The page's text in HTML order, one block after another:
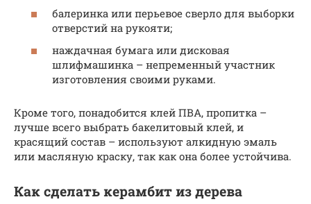
балеринка или перьевое сверло для выборки
отверстий на рукояти;
наждачная бумага или дисковая
шлифмашинка – непременный участник
изготовления своими руками.
Кроме того, понадобится клей ПВА, пропитка –
лучше всего выбрать бакелитовый клей, и
красящий состав – используют алкидную эмаль
или масляную краску, так как она более устойчива.
Как сделать керамбит ­из дерева